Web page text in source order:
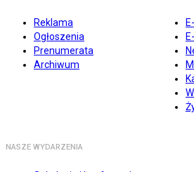
Reklama
Ogłoszenia
Prenumerata
Archiwum
NASZE WYDARZENIA